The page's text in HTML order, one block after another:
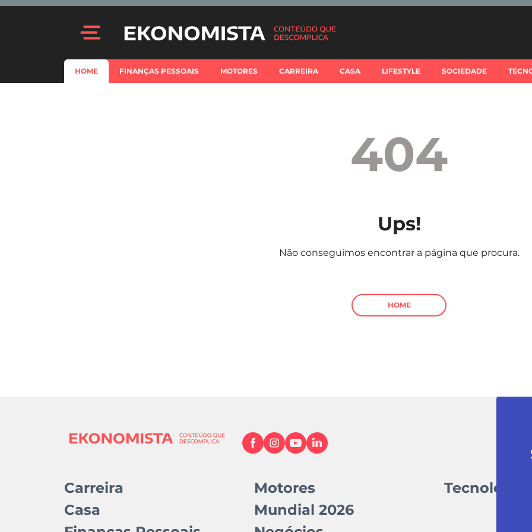
HOME FINANÇAS PESSOAIS MOTORES CARREIRA CASA LIFESTYLE SOCIEDADE
404
Ups!
Não conseguimos encontrar a página que procura.
HOME
Carreira
Casa
Motores
Mundial 2026
Tecnologia